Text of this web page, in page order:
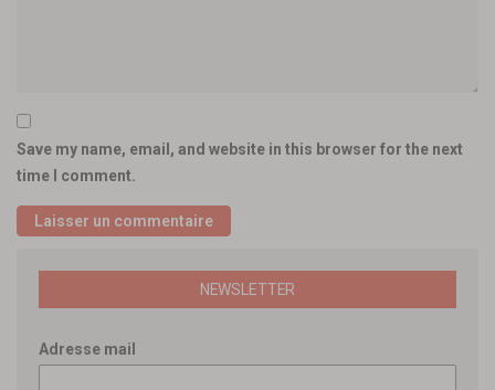
Save my name, email, and website in this browser for the next
time I comment.
NEWSLETTER
Adresse mail